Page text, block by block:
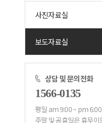
사진자료실
보도자료실
상담 및 문의전화
1566-0135
평일 am 9:00 ~ pm 6:00